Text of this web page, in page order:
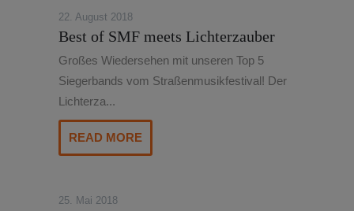
22. August 2018
Best of SMF meets Lichterzauber
Großes Wiedersehen mit unseren Top 5
Siegerbands vom Straßenmusikfestival! Der
Lichterza...
READ MORE
25. Mai 2018